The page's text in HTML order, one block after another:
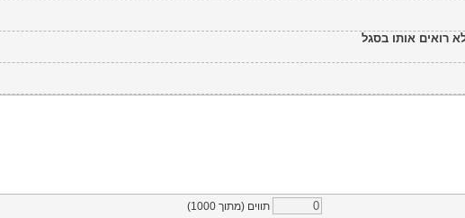
תווים (מתוך 1000
)